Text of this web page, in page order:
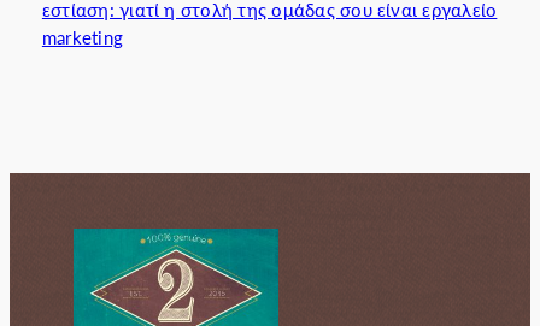
εστίαση: γιατί η στολή της ομάδας σου είναι εργαλείο
marketing